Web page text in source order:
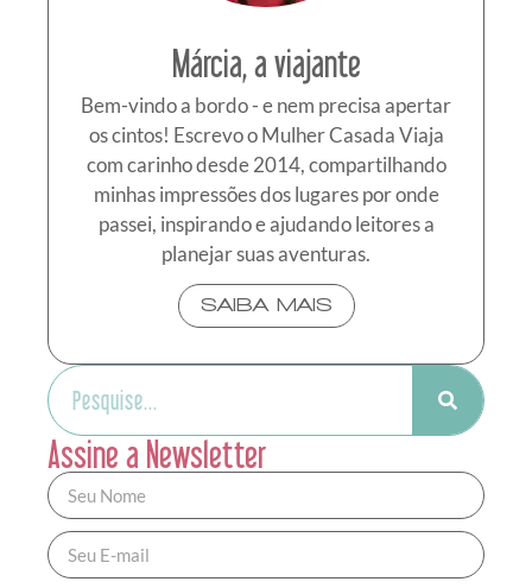
Márcia, a viajante
Bem-vindo a bordo - e nem precisa apertar
os cintos! Escrevo o Mulher Casada Viaja
com carinho desde 2014, compartilhando
minhas impressões dos lugares por onde
passei, inspirando e ajudando leitores a
planejar suas aventuras.
SAIBA MAIS
Assine a Newsletter